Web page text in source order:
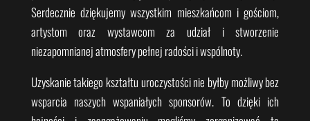
Serdecznie dziękujemy wszystkim mieszkańcom i gościom,
artystom oraz wystawcom za udział i stworzenie
niezapomnianej atmosfery pełnej radości i wspólnoty.
Uzyskanie takiego kształtu uroczystości nie byłby możliwy bez
wsparcia naszych wspaniałych sponsorów. To dzięki ich